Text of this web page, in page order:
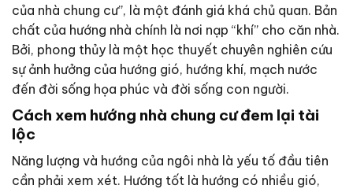
của nhà chung cư”, là một đánh giá khá chủ quan. Bản
chất của hướng nhà chính là nơi nạp “khí” cho căn nhà.
Bởi, phong thủy là một học thuyết chuyên nghiên cứu
sự ảnh hưởng của hướng gió, hướng khí, mạch nước
đến đời sống họa phúc và đời sống con người.
Cách xem hướng nhà chung cư đem lại tài
lộc
Năng lượng và hướng của ngôi nhà là yếu tố đầu tiên
cần phải xem xét. Hướng tốt là hướng có nhiều gió,